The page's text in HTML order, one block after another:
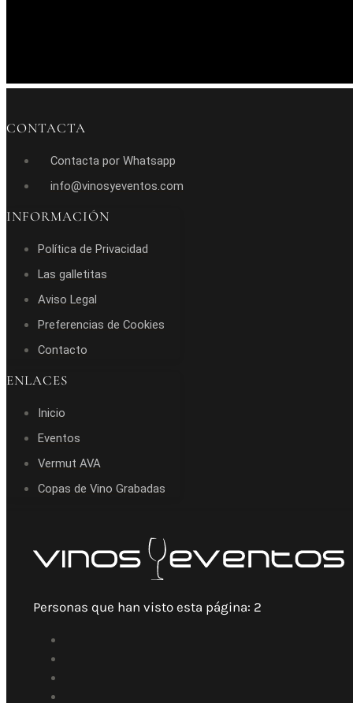
CONTACTA
Contacta por Whatsapp
info@vinosyeventos.com
INFORMACIÓN
Política de Privacidad
Las galletitas
Aviso Legal
Preferencias de Cookies
Contacto
ENLACES
Inicio
Eventos
Vermut AVA
Copas de Vino Grabadas
Personas que han visto esta página: 2